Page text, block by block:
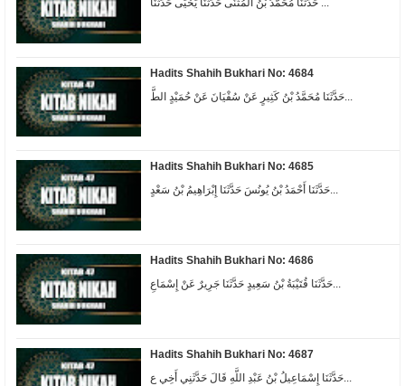
Hadits Shahih Bukhari No: 4684
Hadits Shahih Bukhari No: 4685
حَدَّثَنَا أَحْمَدُ بْنُ يُونُسَ حَدَّثَنَا إِبْرَاهِيمُ بْنُ سَعْدٍ...
Hadits Shahih Bukhari No: 4686
حَدَّثَنَا قُتَيْبَةُ بْنُ سَعِيدٍ حَدَّثَنَا جَرِيرٌ عَنْ إِسْمَاعِ...
Hadits Shahih Bukhari No: 4687
حَدَّثَنَا إِسْمَاعِيلُ بْنُ عَبْدِ اللَّهِ قَالَ حَدَّثَنِي أَخِي ع...